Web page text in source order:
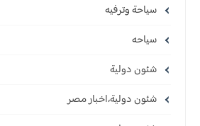
سياحة وترفيه
سياحه
شئون دولية
شئون دولية،اخبار مصر